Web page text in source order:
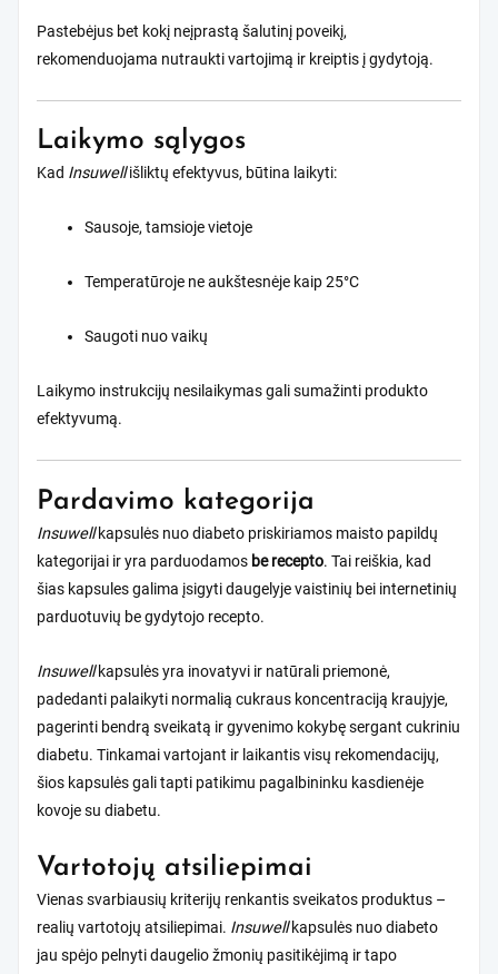
Pastebėjus bet kokį neįprastą šalutinį poveikį,
rekomenduojama nutraukti vartojimą ir kreiptis į gydytoją.
Laikymo sąlygos
Kad Insuwellišliktų efektyvus, būtina laikyti:
Sausoje, tamsioje vietoje
Temperatūroje ne aukštesnėje kaip 25°C
Saugoti nuo vaikų
Laikymo instrukcijų nesilaikymas gali sumažinti produkto
efektyvumą.
Pardavimo kategorija
Insuwellkapsulės nuo diabeto priskiriamos maisto papildų
kategorijai ir yra parduodamos be recepto. Tai reiškia, kad
šias kapsules galima įsigyti daugelyje vaistinių bei internetinių
parduotuvių be gydytojo recepto.
Insuwellkapsulės yra inovatyvi ir natūrali priemonė,
padedanti palaikyti normalią cukraus koncentraciją kraujyje,
pagerinti bendrą sveikatą ir gyvenimo kokybę sergant cukriniu
diabetu. Tinkamai vartojant ir laikantis visų rekomendacijų,
šios kapsulės gali tapti patikimu pagalbininku kasdienėje
kovoje su diabetu.
Vartotojų atsiliepimai
Vienas svarbiausių kriterijų renkantis sveikatos produktus –
realių vartotojų atsiliepimai. Insuwellkapsulės nuo diabeto
jau spėjo pelnyti daugelio žmonių pasitikėjimą ir tapo